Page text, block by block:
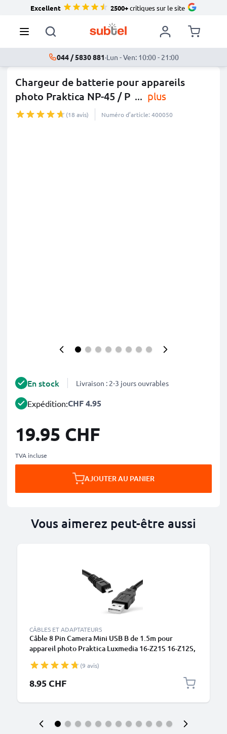
Excellent 2500+critiques sur le site
044 / 5830 881·Lun - Ven: 10:00 - 21:00
Chargeur de batterie pour appareils
photo Praktica NP-45 / P ... plus
(18 avis) Numéro d’article: 400050
En stock Livraison : 2-3 jours ouvrables
Expédition:CHF 4.95
19.95 CHF
TVA incluse
AJOUTER AU PANIER
Vous aimerez peut-être aussi
CÂBLES ET ADAPTATEURS
Câble 8 Pin Camera Mini USB B de 1.5m pour
appareil photo Praktica Luxmedia 16-Z21S 16-Z12S,
données noir PVC(9 avis)
8.95 CHF